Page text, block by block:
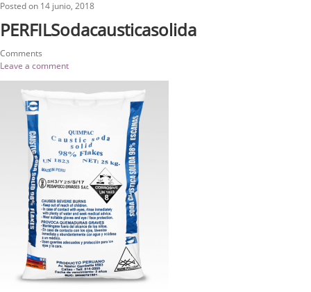
Posted on 14 junio, 2018
PERFILSodacausticasolida
Comments
Leave a comment